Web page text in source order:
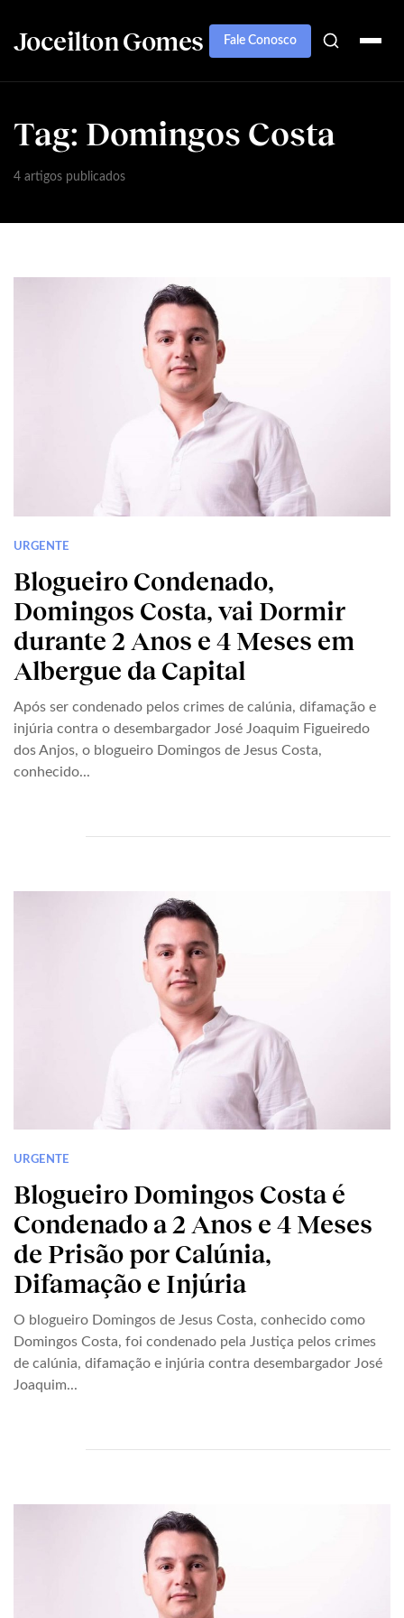
Joceilton Gomes Fale Conosco
Tag: Domingos Costa
4 artigos publicados
URGENTE
Blogueiro Condenado,
Domingos Costa, vai Dormir
durante 2 Anos e 4 Meses em
Albergue da Capital
Após ser condenado pelos crimes de calúnia, difamação e
injúria contra o desembargador José Joaquim Figueiredo
dos Anjos, o blogueiro Domingos de Jesus Costa,
conhecido...
URGENTE
Blogueiro Domingos Costa é
Condenado a 2 Anos e 4 Meses
de Prisão por Calúnia,
Difamação e Injúria
O blogueiro Domingos de Jesus Costa, conhecido como
Domingos Costa, foi condenado pela Justiça pelos crimes
de calúnia, difamação e injúria contra desembargador José
Joaquim...